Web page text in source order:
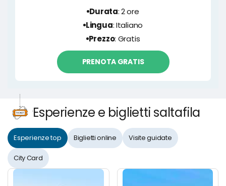
Durata: 2 ore
Lingua: Italiano
Prezzo: Gratis
PRENOTA GRATIS
Esperienze e biglietti saltafila
Esperienze top Biglietti online Visite guidate
City Card